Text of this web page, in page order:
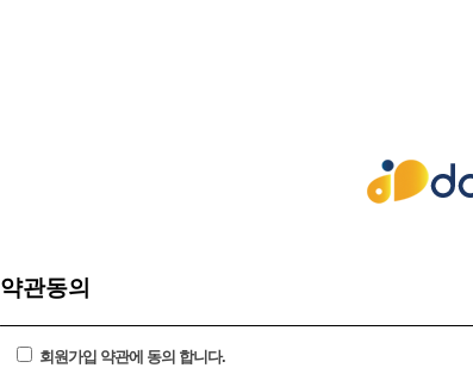
약관동의
회원가입 약관에 동의 합니다.